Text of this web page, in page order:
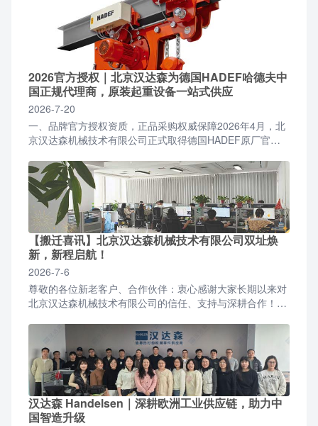
2026官方授权｜北京汉达森为德国HADEF哈德夫中
国正规代理商，原装起重设备一站式供应
2026-7-20
一、品牌官方授权资质，正品采购权威保障2026年4月，北
京汉达森机械技术有限公司正式取得德国HADEF原厂官方
【搬迁喜讯】北京汉达森机械技术有限公司双址焕
新，新程启航！
2026-7-6
尊敬的各位新老客户、合作伙伴：衷心感谢大家长期以来对
北京汉达森机械技术有限公司的信任、支持与深耕合作！伴
境、升...
汉达森 Handelsen｜深耕欧洲工业供应链，助力中
国智造升级